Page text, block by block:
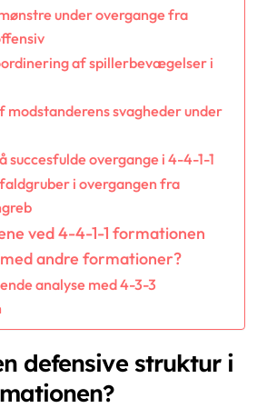
under overgange fra
af spillerbevægelser i
modstanderens svagheder under
succesfulde overgange i 4-4-1-1
i overgangen fra
ved 4-4-1-1 formationen
andre formationer?
analyse med 4-3-3
defensive struktur i